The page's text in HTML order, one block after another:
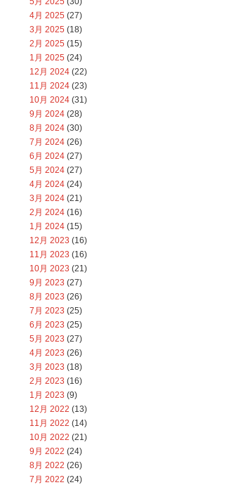
4月 2025 (27)
3月 2025 (18)
2月 2025 (15)
1月 2025 (24)
12月 2024 (22)
11月 2024 (23)
10月 2024 (31)
9月 2024 (28)
8月 2024 (30)
7月 2024 (26)
6月 2024 (27)
5月 2024 (27)
4月 2024 (24)
3月 2024 (21)
2月 2024 (16)
1月 2024 (15)
12月 2023 (16)
11月 2023 (16)
10月 2023 (21)
9月 2023 (27)
8月 2023 (26)
7月 2023 (25)
6月 2023 (25)
5月 2023 (27)
4月 2023 (26)
3月 2023 (18)
2月 2023 (16)
1月 2023 (9)
12月 2022 (13)
11月 2022 (14)
10月 2022 (21)
9月 2022 (24)
8月 2022 (26)
7月 2022 (24)